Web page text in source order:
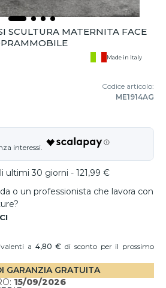
SCULTURA MATERNITA FACE
Made in Italy
Codice articolo:
ME1914AG
ultimi 30 giorni - 121,99 €
o un professionista che lavora con
a 4,80 € di sconto per il prossimo
GARANZIA GRATUITA
15/09/2026